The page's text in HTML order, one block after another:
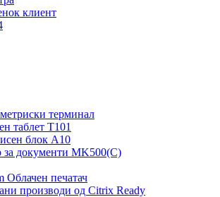
клиент
терминал
таблет T101
блок A10
за документи MK500(C)
Облачен печатач
производи од Citrix Ready